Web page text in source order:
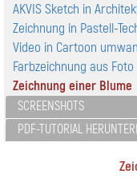
AKVIS Sketch in
Zeichnung in Pastell-
Video in Cartoon
Farbzeichnung aus Foto
Zeichnung einer Blume
SCREENSHOTS
PDF-TUTORIAL